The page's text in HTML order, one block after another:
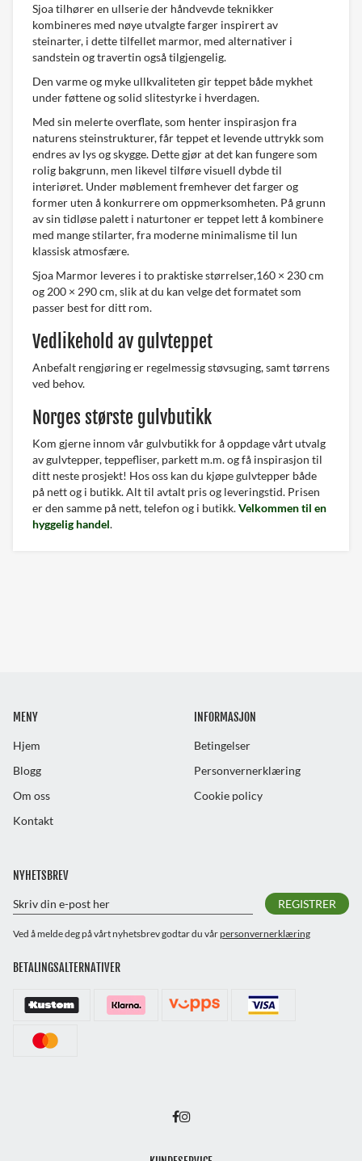
Sjoa tilhører en ullserie der håndvevde teknikker
kombineres med nøye utvalgte farger inspirert av
steinarter, i dette tilfellet marmor, med alternativer i
sandstein og travertin også tilgjengelig.
Den varme og myke ullkvaliteten gir teppet både mykhet
under føttene og solid slitestyrke i hverdagen.
Med sin melerte overflate, som henter inspirasjon fra
naturens steinstrukturer, får teppet et levende uttrykk som
endres av lys og skygge. Dette gjør at det kan fungere som
rolig bakgrunn, men likevel tilføre visuell dybde til
interiøret. Under møblement fremhever det farger og
former uten å konkurrere om oppmerksomheten. På grunn
av sin tidløse palett i naturtoner er teppet lett å kombinere
med mange stilarter, fra moderne minimalisme til lun
klassisk atmosfære.
Sjoa Marmor leveres i to praktiske størrelser,160 × 230 cm
og 200 × 290 cm, slik at du kan velge det formatet som
passer best for ditt rom.
Vedlikehold av gulvteppet
Anbefalt rengjøring er regelmessig støvsuging, samt tørrens
ved behov.
Norges største gulvbutikk
Kom gjerne innom vår gulvbutikk for å oppdage vårt utvalg
av gulvtepper, teppefliser, parkett m.m. og få inspirasjon til
ditt neste prosjekt! Hos oss kan du kjøpe gulvtepper både
på nett og i butikk. Alt til avtalt pris og leveringstid. Prisen
er den samme på nett, telefon og i butikk.Velkommen til en
hyggelig handel.
MENY
Hjem
Blogg
Om oss
Kontakt
INFORMASJON
Betingelser
Personvernerklæring
Cookie policy
NYHETSBREV
REGISTRER
Ved å melde deg på vårt nyhetsbrev godtar du vårpersonvernerklæring
BETALINGSALTERNATIVER